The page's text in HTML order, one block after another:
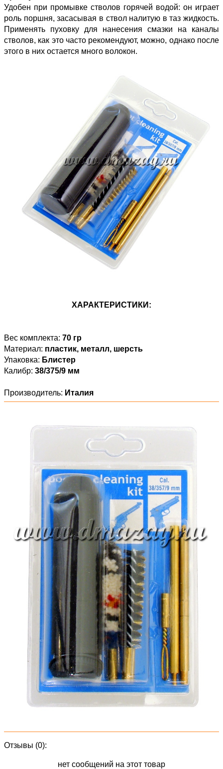
Удобен при промывке стволов горячей водой: он играет
роль поршня, засасывая в ствол налитую в таз жидкость.
Применять пуховку для нанесения смазки на каналы
стволов, как это часто рекомендуют, можно, однако после
этого в них остается много волокон.
ХАРАКТЕРИСТИКИ:
Вес комплекта: 70 гр
Материал: пластик, металл, шерсть
Упаковка: Блистер
Калибр: 38/375/9 мм
Производитель: Италия
Отзывы (0):
нет сообщений на этот товар